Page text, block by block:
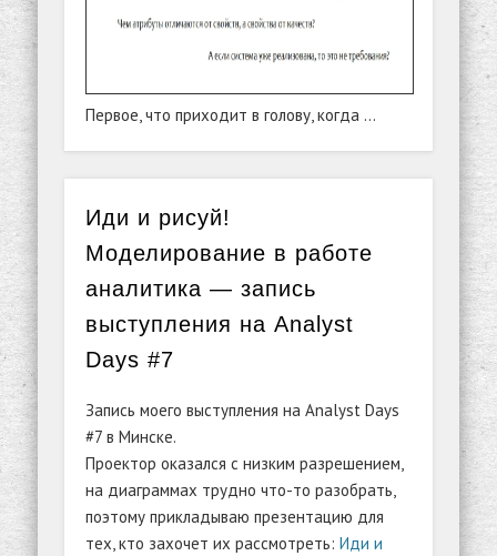
Первое, что приходит в голову, когда …
Иди и рисуй!
Моделирование в работе
аналитика — запись
выступления на Analyst
Days #7
Запись моего выступления на Analyst Days
#7 в Минске.
Проектор оказался с низким разрешением,
на диаграммах трудно что-то разобрать,
поэтому прикладываю презентацию для
тех, кто захочет их рассмотреть:Иди и